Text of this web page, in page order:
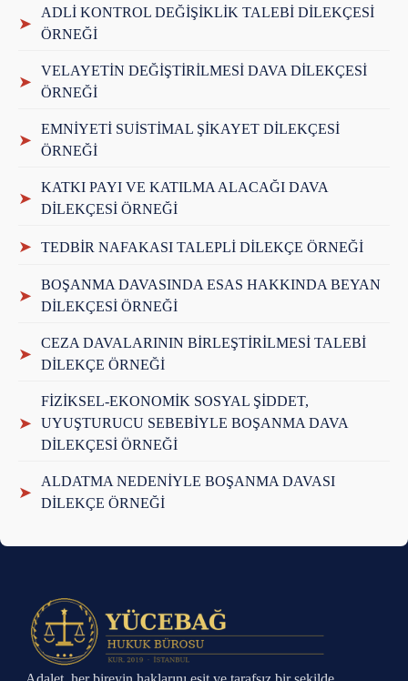
➤
ADLİ KONTROL DEĞİŞİKLİK TALEBİ DİLEKÇESİ
ÖRNEĞİ
➤
VELAYETİN DEĞİŞTİRİLMESİ DAVA DİLEKÇESİ
ÖRNEĞİ
➤
EMNİYETİ SUİSTİMAL ŞİKAYET DİLEKÇESİ
ÖRNEĞİ
➤
KATKI PAYI VE KATILMA ALACAĞI DAVA
DİLEKÇESİ ÖRNEĞİ
➤ TEDBİR NAFAKASI TALEPLİ DİLEKÇE ÖRNEĞİ
➤
BOŞANMA DAVASINDA ESAS HAKKINDA BEYAN
DİLEKÇESİ ÖRNEĞİ
➤
CEZA DAVALARININ BİRLEŞTİRİLMESİ TALEBİ
DİLEKÇE ÖRNEĞİ
➤
FİZİKSEL-EKONOMİK SOSYAL ŞİDDET,
UYUŞTURUCU SEBEBİYLE BOŞANMA DAVA
DİLEKÇESİ ÖRNEĞİ
➤
ALDATMA NEDENİYLE BOŞANMA DAVASI
DİLEKÇE ÖRNEĞİ